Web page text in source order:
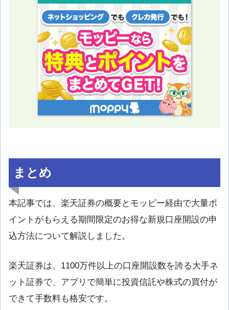
まとめ
本記事では、楽天証券の概要とモッピー経由で大量ポ
イントがもらえる期間限定のお得な新規口座開設の申
込方法について解説しました。
楽天証券は、1100万件以上の口座開設数を誇る大手ネ
ット証券で、アプリで簡単に投資信託や株式の買付が
できて手数料も格安です。